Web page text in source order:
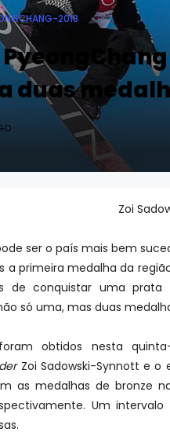
2018
duas
Zoi
ser o país mais bem
a primeira medalha da
de conquistar uma
só uma, mas duas
obtidos nesta
Zoi Sadowski-Synnott e o
as medalhas de bronze
Um